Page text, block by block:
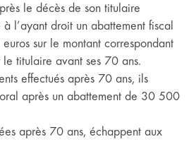
le décès de son titulaire
à l’ayant droit un abattement fiscal
sur le montant correspondant
titulaire avant ses 70 ans.
effectués après 70 ans, ils
après un abattement de 30 500
après 70 ans, échappent aux